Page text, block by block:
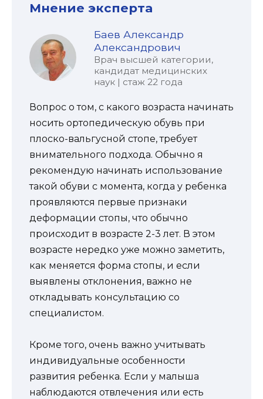
Мнение эксперта
Баев Александр
Александрович
Врач высшей категории,
кандидат медицинских
наук | стаж 22 года
Вопрос о том, с какого возраста начинать
носить ортопедическую обувь при
плоско-вальгусной стопе, требует
внимательного подхода. Обычно я
рекомендую начинать использование
такой обуви с момента, когда у ребенка
проявляются первые признаки
деформации стопы, что обычно
происходит в возрасте 2-3 лет. В этом
возрасте нередко уже можно заметить,
как меняется форма стопы, и если
выявлены отклонения, важно не
откладывать консультацию со
специалистом.
Кроме того, очень важно учитывать
индивидуальные особенности
развития ребенка. Если у малыша
наблюдаются отвлечения или есть